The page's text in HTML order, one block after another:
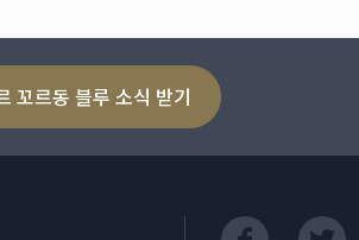
꼬르동 블루 소식 받기